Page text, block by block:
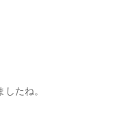
たね。